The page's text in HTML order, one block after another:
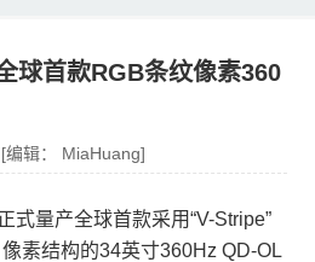
球首款RGB条纹像素360
[编辑： MiaHuang]
式量产全球首款采用“V-Stripe”
像素结构的34英寸360Hz QD-OL